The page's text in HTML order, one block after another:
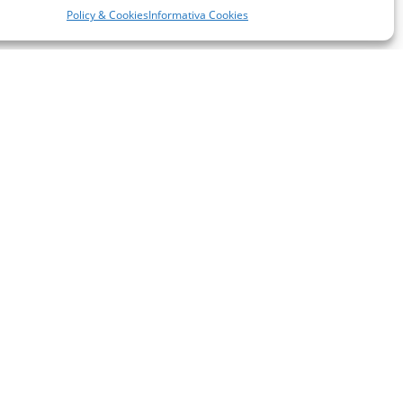
Policy & CookiesInformativa Cookies